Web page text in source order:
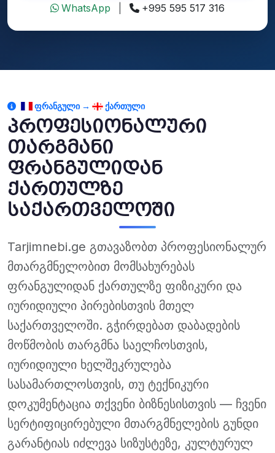
WhatsApp +995 595 517 316
ᲤᲠᲐᲜᲒᲣᲚᲘ → ᲥᲐᲠᲗᲣᲚᲘ
პროფესიონალური
თარგმანი
ფრანგულიდან
ქართულზე
საქართველოში
Tarjimnebi.ge გთავაზობთ პროფესიონალურ
მთარგმნელობით მომსახურებას
ფრანგულიდან ქართულზე ფიზიკური და
იურიდიული პირებისთვის მთელ
საქართველოში. გჭირდებათ დაბადების
მოწმობის თარგმნა საელჩოსთვის,
იურიდიული ხელშეკრულება
სასამართლოსთვის, თუ ტექნიკური
დოკუმენტაცია თქვენი ბიზნესისთვის — ჩვენი
სერტიფიცირებული მთარგმნელების გუნდი
გარანტიას იძლევა სიზუსტეზე, კულტურულ